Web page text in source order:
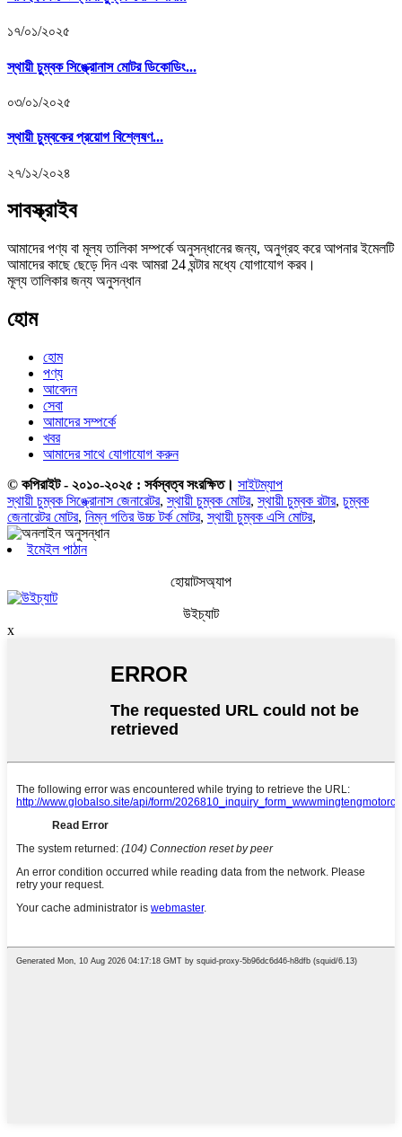
১৭/০১/২০২৫
স্থায়ী চুম্বক সিঙ্ক্রোনাস মোটর ডিকোডিং...
০৩/০১/২০২৫
স্থায়ী চুম্বকের প্রয়োগ বিশ্লেষণ...
২৭/১২/২০২৪
সাবস্ক্রাইব
আমাদের পণ্য বা মূল্য তালিকা সম্পর্কে অনুসন্ধানের জন্য, অনুগ্রহ করে আপনার ইমেলটি
আমাদের কাছে ছেড়ে দিন এবং আমরা 24 ঘন্টার মধ্যে যোগাযোগ করব।
মূল্য তালিকার জন্য অনুসন্ধান
হোম
হোম
পণ্য
আবেদন
সেবা
আমাদের সম্পর্কে
খবর
আমাদের সাথে যোগাযোগ করুন
© কপিরাইট - ২০১০-২০২৫ : সর্বস্বত্ব সংরক্ষিত। সাইটম্যাপ
স্থায়ী চুম্বক সিঙ্ক্রোনাস জেনারেটর,স্থায়ী চুম্বক মোটর,স্থায়ী চুম্বক রটার, চুম্বক
জেনারেটর মোটর, নিম্ন গতির উচ্চ টর্ক মোটর,স্থায়ী চুম্বক এসি মোটর,
ইমেইল পাঠান
হোয়াটসঅ্যাপ
উইচ্যাট
x